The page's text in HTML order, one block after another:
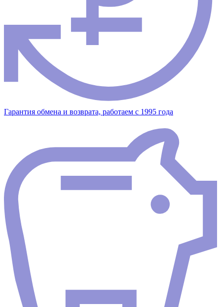
Гарантия обмена и возврата, работаем с 1995 года